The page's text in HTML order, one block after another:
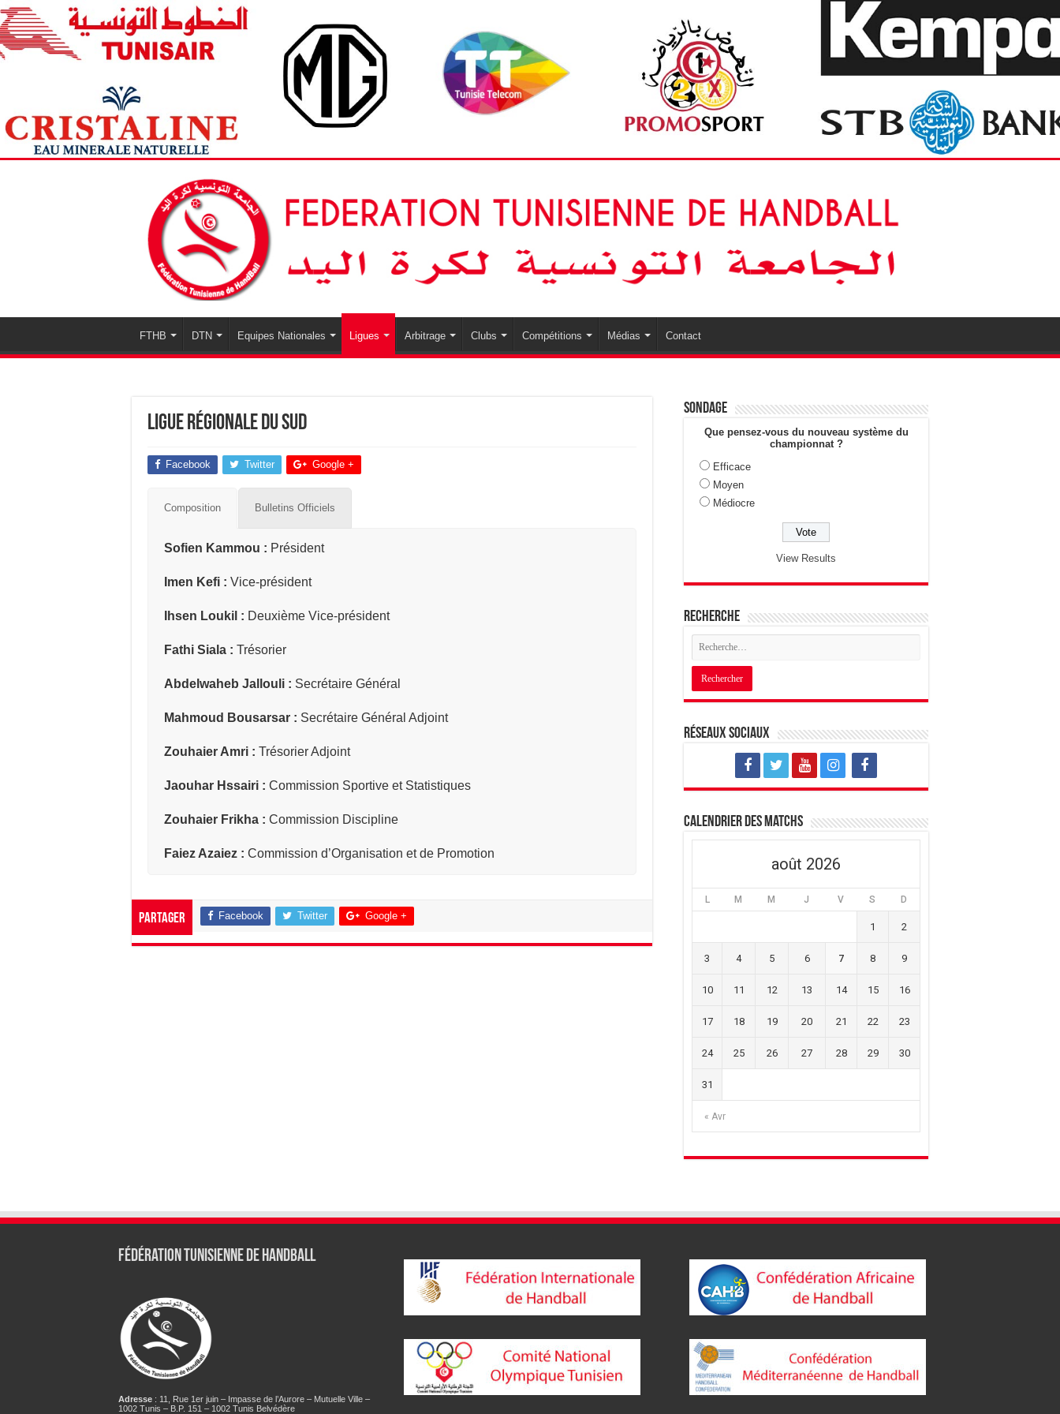
FTHB DTN Equipes Nationales Ligues Arbitrage Clubs Compétitions Médias Contact
Ligue Régionale du Sud
Facebook Twitter Google +
Composition Bulletins Officiels
Sofien Kammou : Président
Imen Kefi : Vice-président
Ihsen Loukil : Deuxième Vice-président
Fathi Siala : Trésorier
Abdelwaheb Jallouli : Secrétaire Général
Mahmoud Bousarsar : Secrétaire Général Adjoint
Zouhaier Amri : Trésorier Adjoint
Jaouhar Hssairi : Commission Sportive et Statistiques
Zouhaier Frikha : Commission Discipline
Faiez Azaiez : Commission d’Organisation et de Promotion
Partager Facebook Twitter Google +
Sondage
Que pensez-vous du nouveau système du
championnat ?
Efficace
Moyen
Médiocre
View Results
Recherche
Réseaux sociaux
Calendrier des matchs
août 2026
L M M J V S D
« Avr
1 2
3 4 5 6 7 8 9
10 11 12 13 14 15 16
17 18 19 20 21 22 23
24 25 26 27 28 29 30
31
Fédération tunisienne de Handball
Adresse: 11, Rue 1er juin – Impasse de l’Aurore – Mutuelle Ville –
1002 Tunis – B.P. 151 – 1002 Tunis Belvédère